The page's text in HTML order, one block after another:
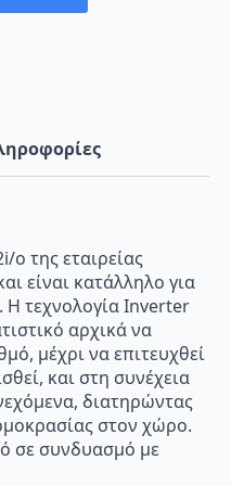
o της εταιρείας
είναι κατάλληλο για
τεχνολογία Inverter
αρχικά να
μέχρι να επιτευχθεί
και στη συνέχεια
διατηρώντας
στον χώρο.
σε συνδυασμό με